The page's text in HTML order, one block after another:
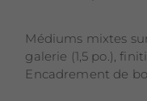
Médiums mixtes
galerie (1,5 po.),
Encadrement de